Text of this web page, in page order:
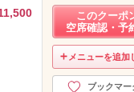
2022年5月分（4）
2022年4月分（25）
2022年3月分（25）
2022年2月分 （31）
2022年1月分（13）
このクーポ
空席確認・予
メニューを追加
ブックマー